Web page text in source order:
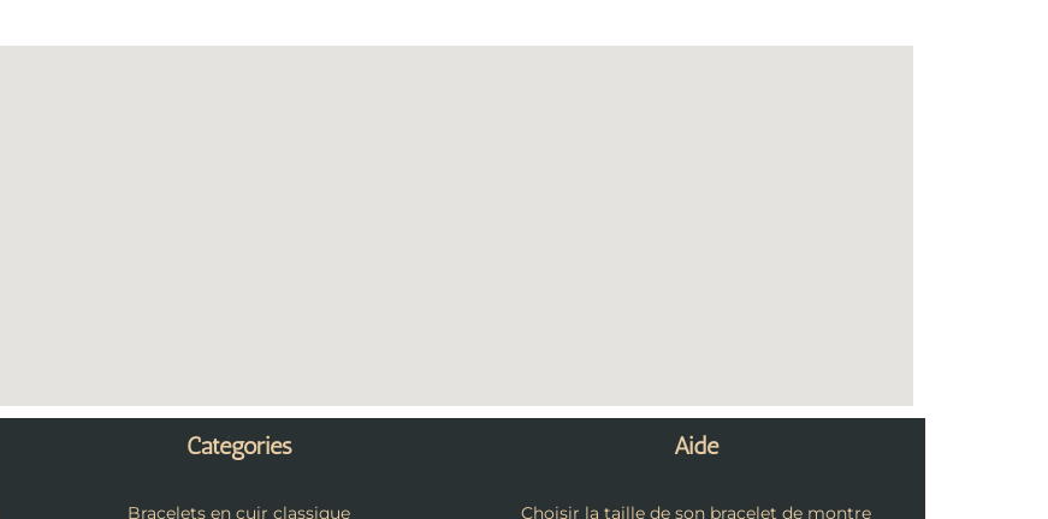
Catégories
Bracelets en cuir classique
Aide
Choisir la taille de son bracelet de montre